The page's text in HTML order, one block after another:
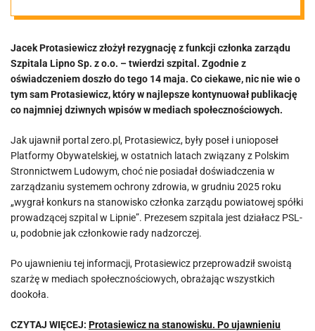
w sieci i
tajemnicza
dymisja-widmo
w tle
Jacek Protasiewicz złożył rezygnację z funkcji członka zarządu
Szpitala Lipno Sp. z o.o. – twierdzi szpital. Zgodnie z
oświadczeniem doszło do tego 14 maja. Co ciekawe, nic nie wie o
tym sam Protasiewicz, który w najlepsze kontynuował publikację
co najmniej dziwnych wpisów w mediach społecznościowych.
Jak ujawnił portal zero.pl, Protasiewicz, były poseł i unioposeł
Platformy Obywatelskiej, w ostatnich latach związany z Polskim
Stronnictwem Ludowym, choć nie posiadał doświadczenia w
zarządzaniu systemem ochrony zdrowia, w grudniu 2025 roku
„wygrał konkurs na stanowisko członka zarządu powiatowej spółki
prowadzącej szpital w Lipnie”. Prezesem szpitala jest działacz PSL-
u, podobnie jak członkowie rady nadzorczej.
Po ujawnieniu tej informacji, Protasiewicz przeprowadził swoistą
szarżę w mediach społecznościowych, obrażając wszystkich
dookoła.
CZYTAJ WIĘCEJ: Protasiewicz na stanowisku. Po ujawnieniu